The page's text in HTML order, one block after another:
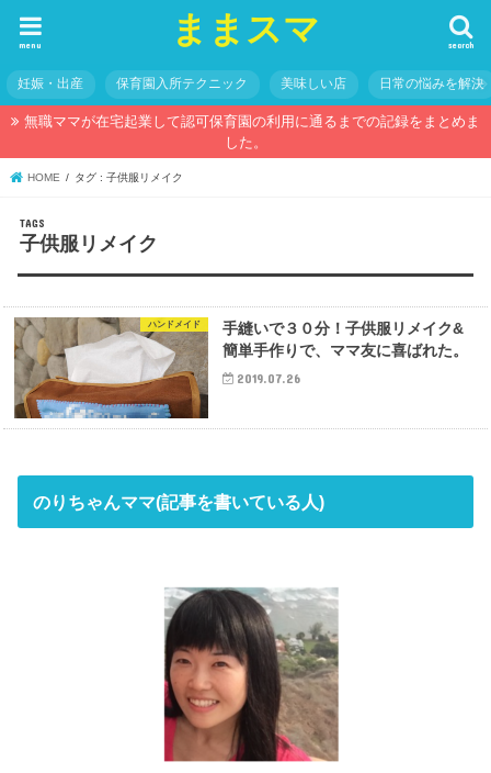
ままスマ search
menu
妊娠・出産 保育園入所テクニック 美味しい店 日常の悩みを解決
無職ママが在宅起業して認可保育園の利用に通るまでの記録をまとめま
した。
HOME タグ : 子供服リメイク
子供服リメイク
ハンドメイド
手縫いで３０分！子供服リメイク&
簡単手作りで、ママ友に喜ばれた。
2019.07.26
のりちゃんママ(記事を書いている人)